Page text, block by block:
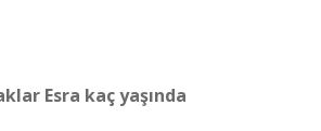
Esra kaç yaşında